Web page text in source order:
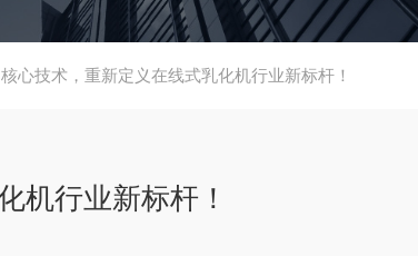
心技术，重新定义在线式乳化机行业新标杆！
机行业新标杆！